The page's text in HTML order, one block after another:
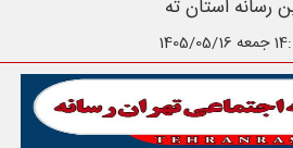
استان تهران
جمعه 1405/05/16